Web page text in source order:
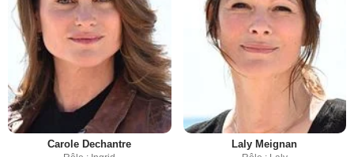
Carole Dechantre Laly Meignan